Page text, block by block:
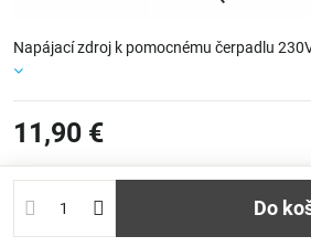
Napájací zdroj k pomocnému čerpadlu
11,90 €
Do